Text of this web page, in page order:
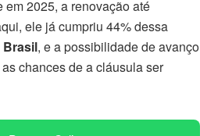
2025, a renovação até
ele já cumpriu 44% dessa
Brasil, e a possibilidade de avanço
chances de a cláusula ser